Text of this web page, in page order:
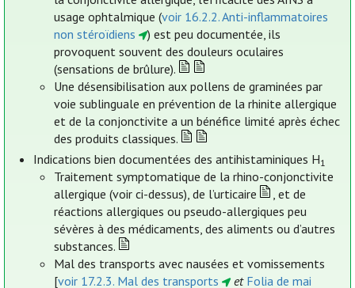
usage ophtalmique (voir 16.2.2. Anti-inflammatoires
non stéroïdiens
) est peu documentée, ils
provoquent souvent des douleurs oculaires
(sensations de brûlure).
Une désensibilisation aux pollens de graminées par
voie sublinguale en prévention de la rhinite allergique
et de la conjonctivite a un bénéfice limité après échec
des produits classiques.
Indications bien documentées des antihistaminiques H1
Traitement symptomatique de la rhino-conjonctivite
allergique (voir ci-dessus), de l’urticaire
, et de
réactions allergiques ou pseudo-allergiques peu
sévères à des médicaments, des aliments ou d’autres
substances.
Mal des transports avec nausées et vomissements
[voir 17.2.3. Mal des transports et Folia de mai